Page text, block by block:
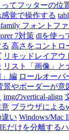
ってフッターの位
感覚で操作する
フォントフ
7対策 dlを使っ
高さをコントロ
リキッドレイアウ
リスト「画像」と
」編 ロールオーバ
景やボーダーが意
imgのvertical-align
意 ブラウザによる
い Windows/Mac
だけを分離する